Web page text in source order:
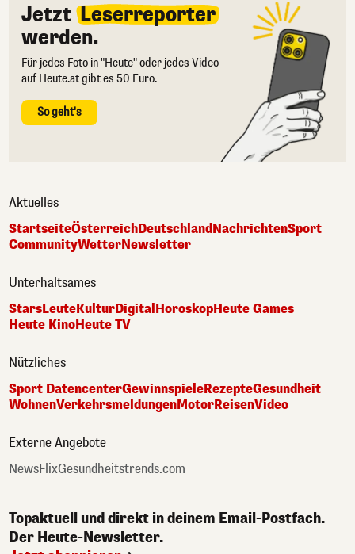
Jetzt Leserreporter
werden.
Für jedes Foto in "Heute" oder jedes Video
auf Heute.at gibt es 50 Euro.
So geht's
Aktuelles
StartseiteÖsterreichDeutschlandNachrichtenSport
CommunityWetterNewsletter
Unterhaltsames
StarsLeuteKulturDigitalHoroskopHeute Games
Heute KinoHeute TV
Nützliches
Sport DatencenterGewinnspieleRezepteGesundheit
WohnenVerkehrsmeldungenMotorReisenVideo
Externe Angebote
NewsFlixGesundheitstrends.com
Topaktuell und direkt in deinem Email-Postfach.
Der Heute-Newsletter.